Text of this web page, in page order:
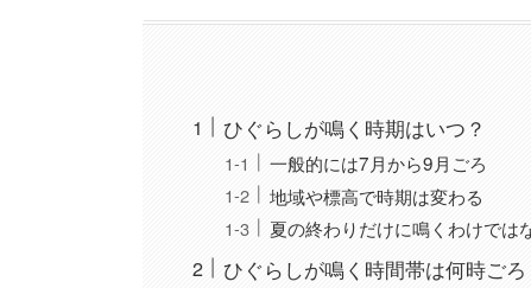
ひぐらしが鳴く時期はいつ？
一般的には7月から9月ごろ
地域や標高で時期は変わる
夏の終わりだけに鳴くわけでは
ひぐらしが鳴く時間帯は何時ごろ